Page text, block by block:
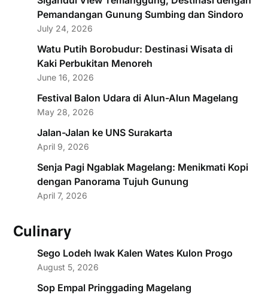
Pemandangan Gunung Sumbing dan Sindoro
July 24, 2026
Watu Putih Borobudur: Destinasi Wisata di
Kaki Perbukitan Menoreh
June 16, 2026
Festival Balon Udara di Alun-Alun Magelang
May 28, 2026
Jalan-Jalan ke UNS Surakarta
April 9, 2026
Senja Pagi Ngablak Magelang: Menikmati Kopi
dengan Panorama Tujuh Gunung
April 7, 2026
Culinary
Sego Lodeh Iwak Kalen Wates Kulon Progo
August 5, 2026
Sop Empal Pringgading Magelang